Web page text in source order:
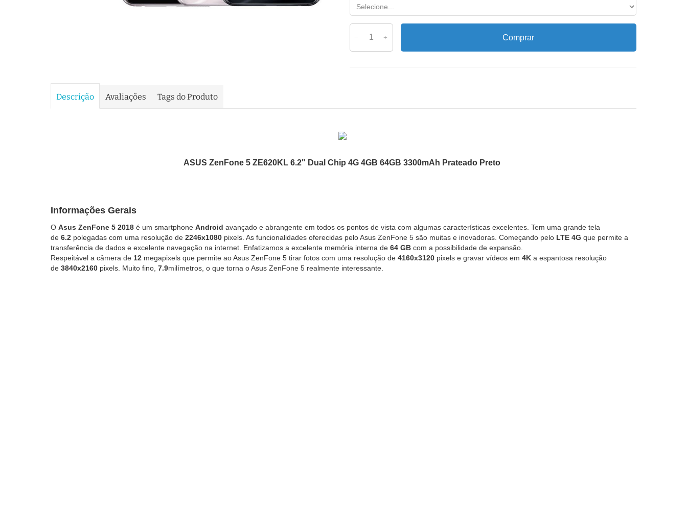
Comprar
Descrição Avaliações Tags do Produto
ASUS ZenFone 5 ZE620KL 6.2" Dual Chip 4G 4GB 64GB 3300mAh Prateado Preto
Informações Gerais
OAsus ZenFone 5 2018 é um smartphoneAndroid avançado e abrangente em todos os pontos de vista com algumas características excelentes. Tem uma grande tela
de6.2 polegadas com uma resolução de2246x1080 pixels. As funcionalidades oferecidas pelo Asus ZenFone 5 são muitas e inovadoras. Começando pelo LTE 4G que permite a
transferência de dados e excelente navegação na internet. Enfatizamos a excelente memória interna de64 GB com a possibilidade de expansão.
Respeitável a câmera de12 megapixels que permite ao Asus ZenFone 5 tirar fotos com uma resolução de4160x3120 pixels e gravar vídeos em4K a espantosa resolução
de3840x2160 pixels. Muito fino,7.9milímetros, o que torna o Asus ZenFone 5 realmente interessante.